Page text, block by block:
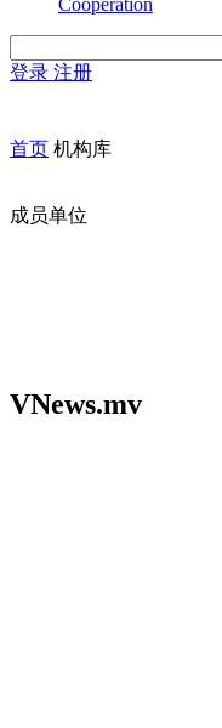
Cooperation
登录 注册
首页 机构库
成员单位
VNews.mv